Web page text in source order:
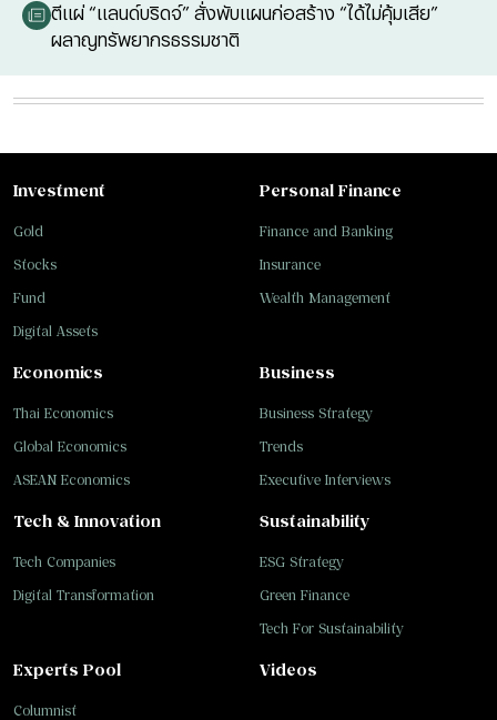
ตีแผ่ “แลนด์บริดจ์” สั่งพับแผนก่อสร้าง “ได้ไม่คุ้มเสีย”
ผลาญทรัพยากรธรรมชาติ
Investment
Gold
Stocks
Fund
Digital Assets
Personal Finance
Finance and Banking
Insurance
Wealth Management
Business
Business Strategy
Trends
Executive Interviews
Tech & Innovation
Tech Companies
Digital Transformation
Sustainability
ESG Strategy
Green Finance
Tech For Sustainability
Economics
Thai Economics
Global Economics
ASEAN Economics
Experts Pool
Columnist
Videos